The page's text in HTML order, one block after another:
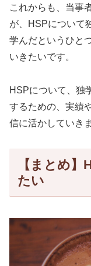
これからも、当事
が、HSPについて
学んだというひと
いきたいです。
HSPについて、独
するための、実績
信に活かしていき
【まとめ
たい